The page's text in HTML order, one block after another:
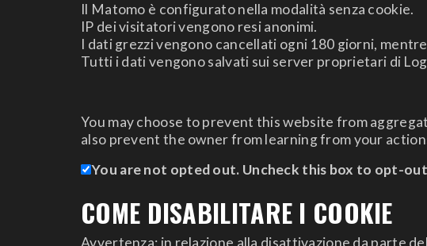
Il Matomo è configurato nella modalità senza cookie.
IP dei visitatori vengono resi anonimi.
I dati grezzi vengono cancellati ogni 180 giorni,
Tutti i dati vengono salvati sui server proprietari di
You may choose to prevent this website from
also prevent the owner from learning from your
You are not opted out. Uncheck this box to opt-
COME DISABILITARE I COOKIE
Avvertenza: in relazione alla disattivazione da parte